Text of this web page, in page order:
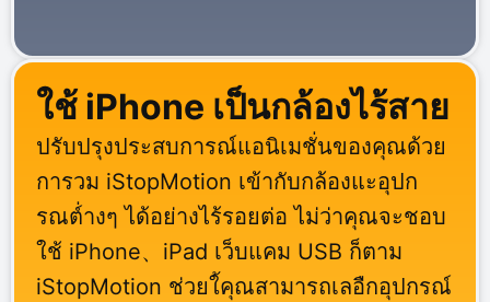
ใช้ iPhone เป็นกล้องไร้สาย
ปรับปรุงประสบการณ์แอนิเมชั่นของคุณด้วย
การวม iStopMotion เข้ากับกล้องแะอุปก
รณต์่างๆ ได้อย่างไร้รอยต่อ ไม่ว่าคุณจะชอบ
ใช้ iPhone、iPad เว็บแคม USB ก็ตาม
iStopMotion ช่วยใ้คุณสามารถเลอืกอุปกรณ์